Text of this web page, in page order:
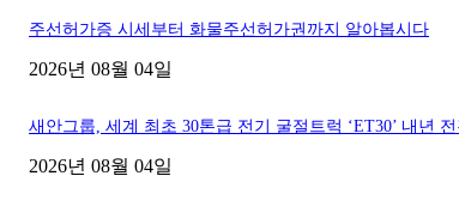
주선허가증 시세부터 화물주선허가권까지 알아봅시다
2026년 08월 04일
새안그룹, 세계 최초 30톤급 전기 굴절트럭 ‘ET30’ 내년
2026년 08월 04일